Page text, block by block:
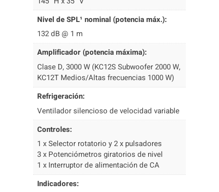
Nivel de SPL¹ nominal (potencia máx.):
132 dB @ 1 m
Amplificador (potencia máxima):
Clase D, 3000 W (KC12S Subwoofer 2000 W,
KC12T Medios/Altas frecuencias 1000 W)
Refrigeración:
Ventilador silencioso de velocidad variable
Controles:
1 x Selector rotatorio y 2 x pulsadores
3 x Potenciómetros giratorios de nivel
1 x Interruptor de alimentación de CA
Indicadores: